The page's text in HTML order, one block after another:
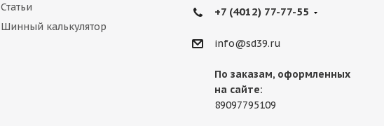
Статьи
Шинный калькулятор
+7 (4012) 77-77-55
info@sd39.ru
По заказам, оформленных
на сайте:
89097795109